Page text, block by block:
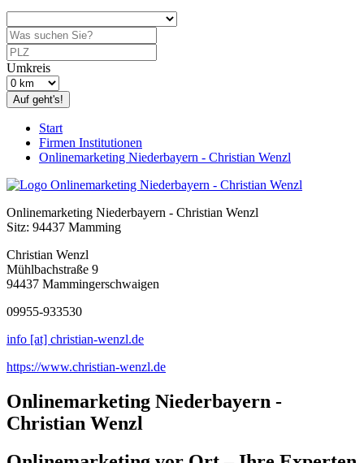
Umkreis
Auf geht's!
Start
Firmen Institutionen
Onlinemarketing Niederbayern - Christian Wenzl
Onlinemarketing Niederbayern - Christian Wenzl
Sitz: 94437 Mamming
Christian Wenzl
Mühlbachstraße 9
94437 Mammingerschwaigen
09955-933530
info [at] christian-wenzl.de
https://www.christian-wenzl.de
Onlinemarketing Niederbayern -
Christian Wenzl